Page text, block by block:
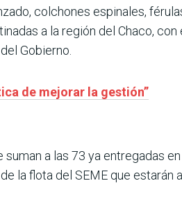
colchones espinales,
a la región del Chaco,
Gobierno.
de mejorar la gestión”
a las 73 ya entregadas
la flota del SEME que estarán